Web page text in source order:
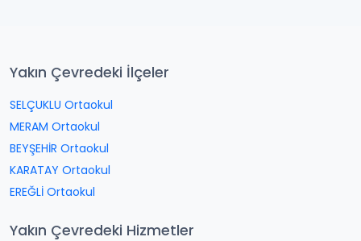
Yakın Çevredeki İlçeler
SELÇUKLU Ortaokul
MERAM Ortaokul
BEYŞEHİR Ortaokul
KARATAY Ortaokul
EREĞLİ Ortaokul
Yakın Çevredeki Hizmetler